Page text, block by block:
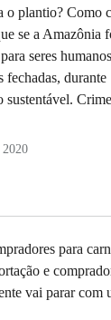
o plantio? Como
se a Amazônia
seres
fechadas,
sustentável.
2020
para
e
vai parar com